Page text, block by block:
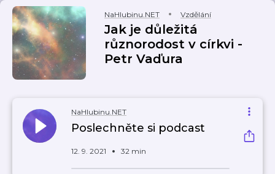
NaHlubinu.NET Vzdělání
Jak je důležitá
různorodost v církvi -
Petr Vaďura
NaHlubinu.NET
Poslechněte si podcast
12. 9. 2021 32 min